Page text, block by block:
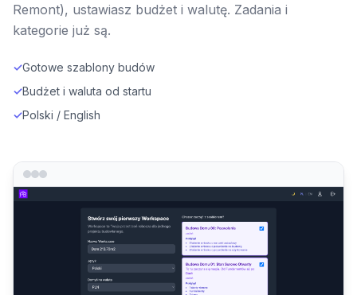
Remont), ustawiasz budżet i walutę. Zadania i
kategorie już są.
✓Gotowe szablony budów
✓Budżet i waluta od startu
✓Polski / English